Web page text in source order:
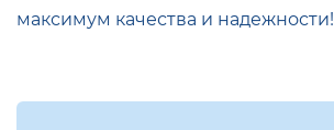
максимум качества и надежности!